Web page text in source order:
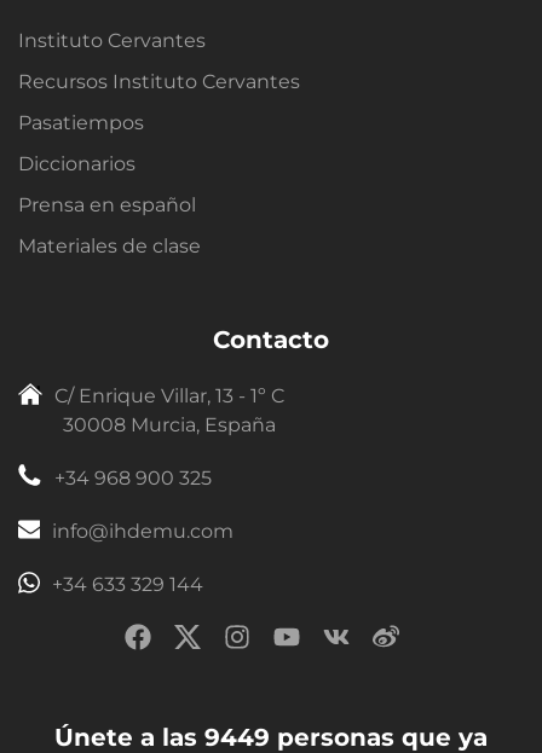
Instituto Cervantes
Recursos Instituto Cervantes
Pasatiempos
Diccionarios
Prensa en español
Materiales de clase
Contacto
C/ Enrique Villar, 13 - 1º C
30008 Murcia, España
+34 968 900 325
info@ihdemu.com
+34 633 329 144
Únete a las 9449 personas que ya